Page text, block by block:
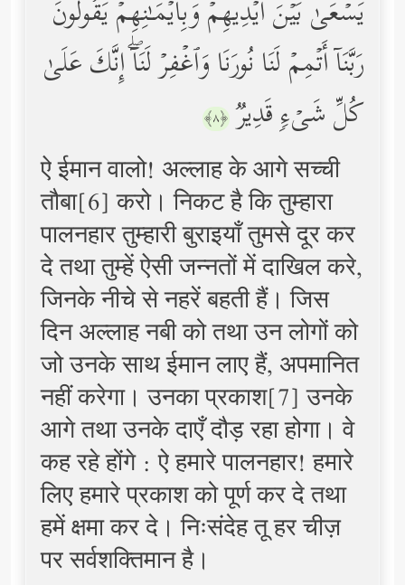
یَسۡعَىٰ بَیۡنَ أَیۡدِیهِمۡ وَبِأَیۡمَـٰنِهِمۡ یَقُولُونَ
رَبَّنَاۤ أَتۡمِمۡ لَنَا نُورَنَا وَٱغۡفِرۡ لَنَاۤۖ إِنَّكَ عَلَىٰ
كُلِّ شَیۡءࣲ قَدِیرࣱ ﴿٨﴾
ऐ ईमान वालो! अल्लाह के आगे सच्ची
तौबा[6] करो। निकट है कि तुम्हारा
पालनहार तुम्हारी बुराइयाँ तुमसे दूर कर
दे तथा तुम्हें ऐसी जन्नतों में दाखिल करे,
जिनके नीचे से नहरें बहती हैं। जिस
दिन अल्लाह नबी को तथा उन लोगों को
जो उनके साथ ईमान लाए हैं, अपमानित
नहीं करेगा। उनका प्रकाश[7] उनके
आगे तथा उनके दाएँ दौड़ रहा होगा। वे
कह रहे होंगे : ऐ हमारे पालनहार! हमारे
लिए हमारे प्रकाश को पूर्ण कर दे तथा
हमें क्षमा कर दे। निःसंदेह तू हर चीज़
पर सर्वशक्तिमान है।